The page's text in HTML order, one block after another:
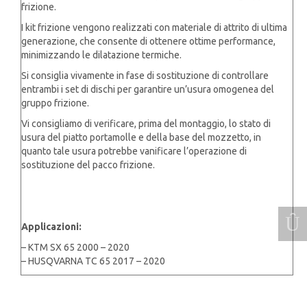
frizione.
I kit frizione vengono realizzati con materiale di attrito di ultima
generazione, che consente di ottenere ottime performance,
minimizzando le dilatazione termiche.
Si consiglia vivamente in fase di sostituzione di controllare
entrambi i set di dischi per garantire un’usura omogenea del
gruppo frizione.
Vi consigliamo di verificare, prima del montaggio, lo stato di
usura del piatto portamolle e della base del mozzetto, in
quanto tale usura potrebbe vanificare l’operazione di
sostituzione del pacco frizione.
Applicazioni:
– KTM SX 65 2000 – 2020
– HUSQVARNA TC 65 2017 – 2020